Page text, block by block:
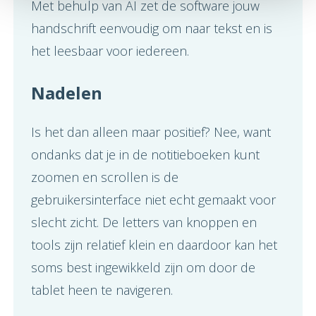
Met behulp van AI zet de software jouw
handschrift eenvoudig om naar tekst en is
het leesbaar voor iedereen.
Nadelen
Is het dan alleen maar positief? Nee, want
ondanks dat je in de notitieboeken kunt
zoomen en scrollen is de
gebruikersinterface niet echt gemaakt voor
slecht zicht. De letters van knoppen en
tools zijn relatief klein en daardoor kan het
soms best ingewikkeld zijn om door de
tablet heen te navigeren.